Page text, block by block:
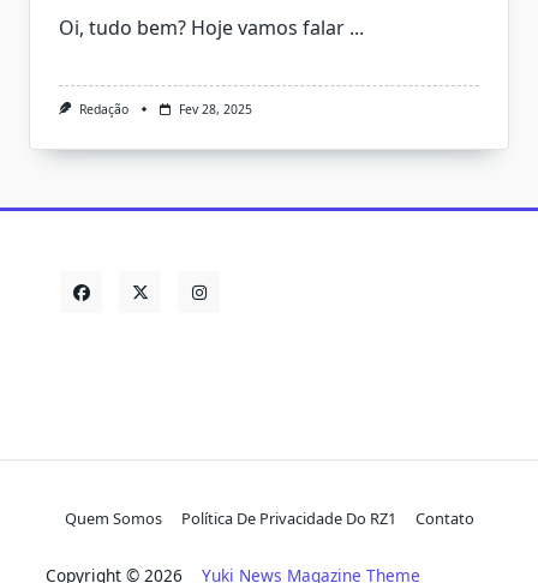
Oi, tudo bem? Hoje vamos falar ...
Redação Fev 28, 2025
Quem Somos Política De Privacidade Do RZ1 Contato
Copyright © 2026 Yuki News Magazine Theme